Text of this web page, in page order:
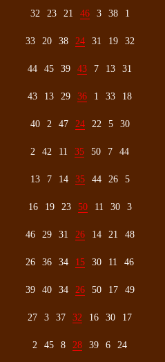
32 23 21 46 3 38 1
33 20 38 24 31 19 32
44 45 39 43 7 13 31
43 13 29 36 1 33 18
40 2 47 24 22 5 30
2 42 11 35 50 7 44
13 7 14 35 44 26 5
16 19 23 50 11 30 3
46 29 31 26 14 21 48
26 36 34 15 30 11 46
39 40 34 26 50 17 49
27 3 37 32 16 30 17
2 45 8 28 39 6 24